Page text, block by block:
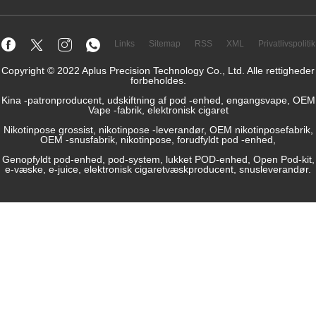
Links Sitemap RSS XML Privatlivspolitik
Copyright © 2022 Aplus Precision Technology Co., Ltd. Alle rettigheder
forbeholdes.
Kina -patronproducent, udskiftning af pod -enhed, engangsvape, OEM
Vape -fabrik, elektronisk cigaret
Nikotinpose grossist, nikotinpose -leverandør, OEM nikotinposefabrik,
OEM -snusfabrik, nikotinpose, forudfyldt pod -enhed,
Genopfyldt pod-enhed, pod-system, lukket POD-enhed, Open Pod-kit,
e-væske, e-juice, elektronisk cigaretvæskproducent, snusleverandør.